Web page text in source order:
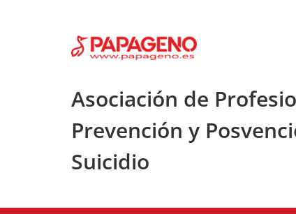
Asociación de
Prevención y
Suicidio